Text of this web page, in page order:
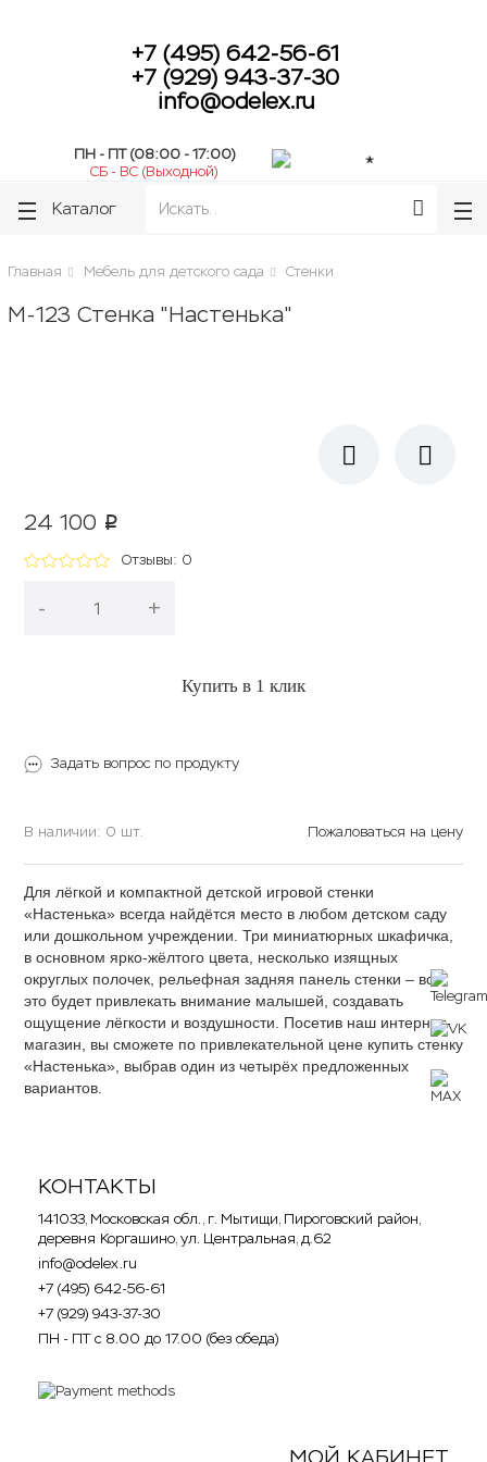
+7 (495) 642-56-61
+7 (929) 943-37-30
info@odelex.ru
ПН - ПТ (08:00 - 17:00)
СБ - ВС (Выходной)
Каталог
Главная Мебель для детского сада Стенки
М-123 Стенка "Настенька"
24 100 p
Отзывы: 0
- +
Купить в 1 клик
Задать вопрос по продукту
В наличии: 0 шт. Пожаловаться на цену
Для лёгкой и компактной детской игровой стенки
«Настенька» всегда найдётся место в любом детском саду
или дошкольном учреждении. Три миниатюрных шкафичка,
в основном ярко-жёлтого цвета, несколько изящных
округлых полочек, рельефная задняя панель стенки – всё
это будет привлекать внимание малышей, создавать
ощущение лёгкости и воздушности. Посетив наш интернет-
магазин, вы сможете по привлекательной цене купить стенку
«Настенька», выбрав один из четырёх предложенных
вариантов.
КОНТАКТЫ
141033, Московская обл., г. Мытищи, Пироговский район,
деревня Коргашино, ул. Центральная, д.62
info@odelex.ru
+7 (495) 642-56-61
+7 (929) 943-37-30
ПН - ПТ с 8.00 до 17.00 (без обеда)